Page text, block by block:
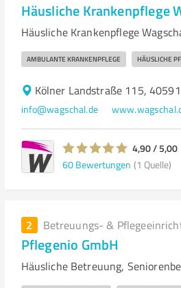
Häusliche Krankenpflege
Häusliche Krankenpflege
AMBULANTE KRANKENPFLEGE HÄUSLICHE
Kölner Landstraße 115,
info@wagschal.de
4,90 / 5,00
60 Bewertungen (1 Quelle)
2 Betreuungs- &
Pflegenio GmbH
Häusliche Betreuung,